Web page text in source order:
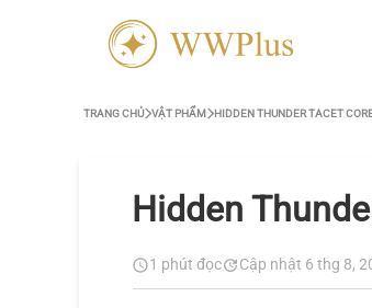
TRANG CHỦ VẬT PHẨM HIDDEN THUNDER TACET
Hidden
1 phút đọc Cập nhật 6 thg 8,